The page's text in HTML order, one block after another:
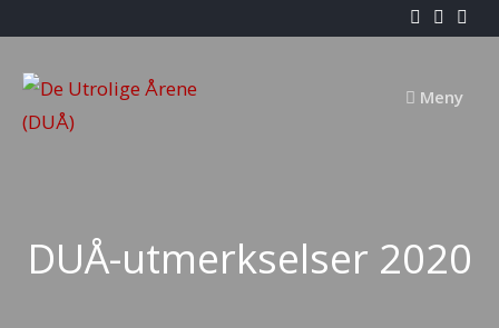
content
Meny
DUÅ-utmerkselser 2020